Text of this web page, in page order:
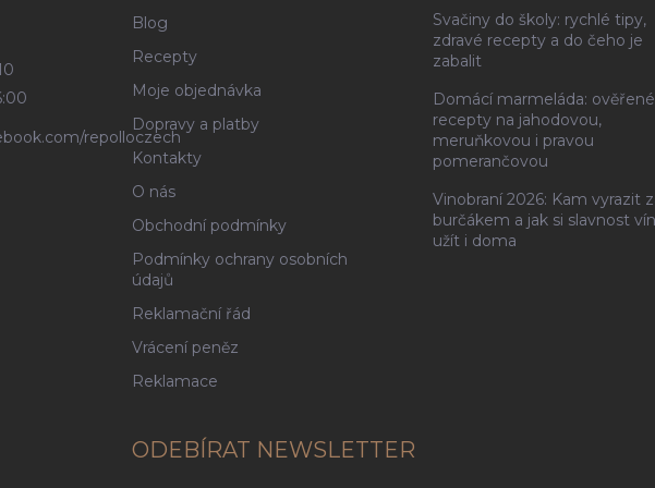
repolloczech
Blog
Recepty
Moje objednávka
Dopravy a platby
Kontakty
O nás
Obchodní podmínky
Podmínky ochrany osobních
údajů
Reklamační řád
Vrácení peněz
Reklamace
Svačiny do školy: rychlé tipy,
zdravé recepty a do čeho je
zabalit
Domácí marmeláda: ověřené
recepty na jahodovou,
meruňkovou i pravou
pomerančovou
Vinobraní 2026: Kam vyrazit
burčákem a jak si slavnost
užít i doma
ODEBÍRAT NEWSLETTER